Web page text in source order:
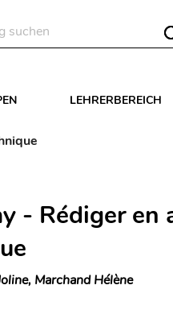
LEHRERBEREICH
- Rédiger en
Marchand Hélène